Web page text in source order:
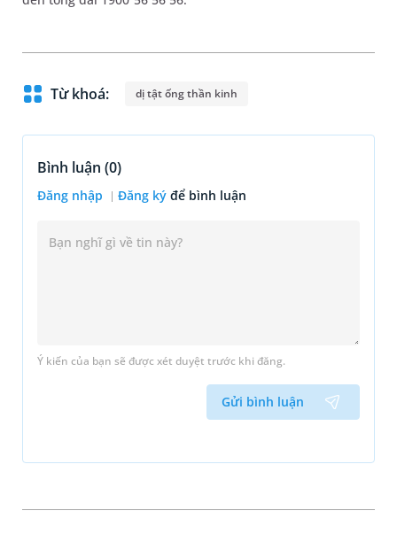
Từ khoá: dị tật ống thần kinh
Bình luận (0)
Đăng nhập Đăng ký để bình luận
Ý kiến của bạn sẽ được xét duyệt trước khi đăng.
Gửi bình luận